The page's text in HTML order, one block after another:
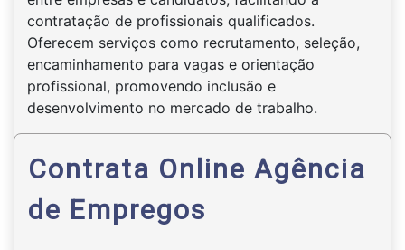
contratação de profissionais qualificados.
Oferecem serviços como recrutamento, seleção,
encaminhamento para vagas e orientação
profissional, promovendo inclusão e
desenvolvimento no mercado de trabalho.
Contrata Online Agência
de Empregos